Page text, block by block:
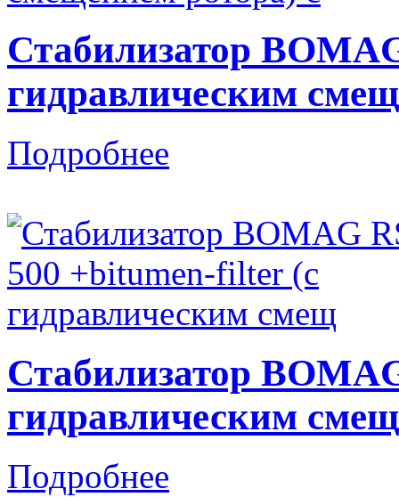
Стабилизатор
гидравлическим
Подробнее
Стабилизатор
гидравлическим смещ
Подробнее